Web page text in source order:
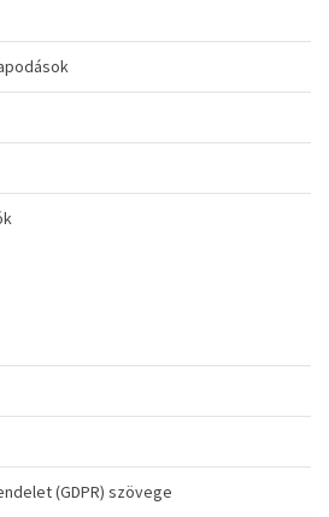
(GDPR) szövege